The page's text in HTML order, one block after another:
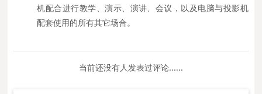
机配合进行教学、演示、演讲、会议，以及电脑与投影机
配套使用的所有其它场合。
当前还没有人发表过评论......